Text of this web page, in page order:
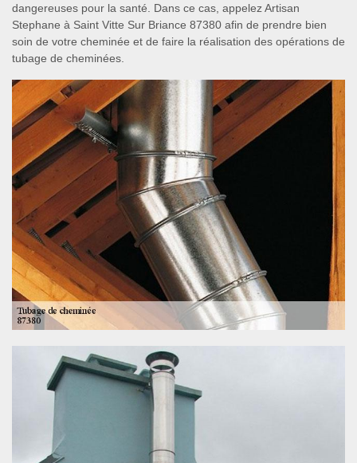
dangereuses pour la santé. Dans ce cas, appelez Artisan
Stephane à Saint Vitte Sur Briance 87380 afin de prendre bien
soin de votre cheminée et de faire la réalisation des opérations de
tubage de cheminées.